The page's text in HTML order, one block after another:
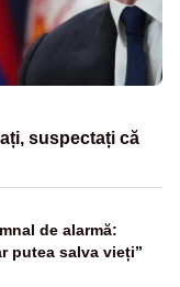
suspectați că
de alarmă:
putea salva vieți”